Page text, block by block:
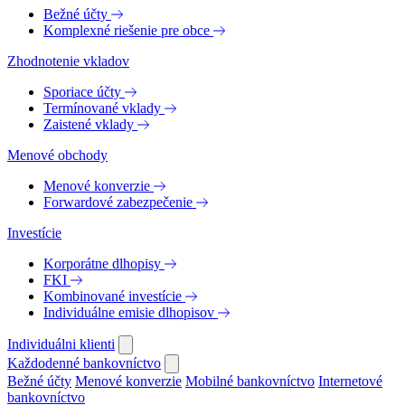
Bežné účty
Komplexné riešenie pre obce
Zhodnotenie vkladov
Sporiace účty
Termínované vklady
Zaistené vklady
Menové obchody
Menové konverzie
Forwardové zabezpečenie
Investície
Korporátne dlhopisy
FKI
Kombinované investície
Individuálne emisie dlhopisov
Individuálni klienti
Každodenné bankovníctvo
Bežné účty Menové konverzie Mobilné bankovníctvo Internetové
bankovníctvo